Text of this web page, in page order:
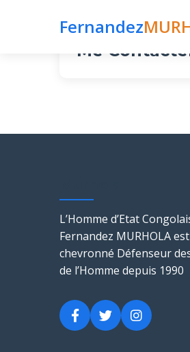
Fernandez
Publié le 12 octobre
Me
L’Homme d’Etat
Fernandez MURHOLA
chevronné Défenseur
de l’Homme depuis 1990